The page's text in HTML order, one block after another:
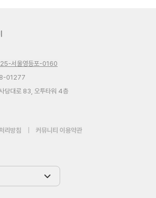
서울영등포-0160
01277
당대로 83, 오투타워 4층
리방침 커뮤니티 이용약관